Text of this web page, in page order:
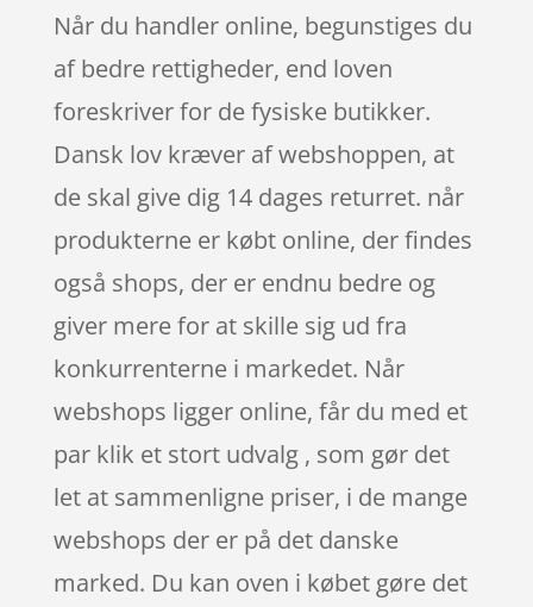
Når du handler online, begunstiges du
af bedre rettigheder, end loven
foreskriver for de fysiske butikker.
Dansk lov kræver af webshoppen, at
de skal give dig 14 dages returret. når
produkterne er købt online, der findes
også shops, der er endnu bedre og
giver mere for at skille sig ud fra
konkurrenterne i markedet. Når
webshops ligger online, får du med et
par klik et stort udvalg , som gør det
let at sammenligne priser, i de mange
webshops der er på det danske
marked. Du kan oven i købet gøre det